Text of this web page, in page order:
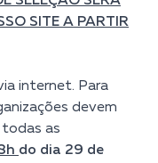
SITE A PARTIR
internet. Para
devem
todas as
do dia 29 de